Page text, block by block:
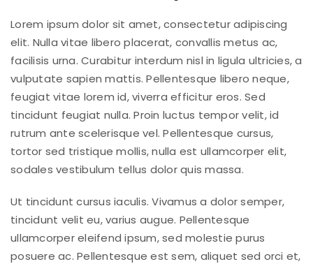
Lorem ipsum dolor sit amet, consectetur adipiscing
elit. Nulla vitae libero placerat, convallis metus ac,
facilisis urna. Curabitur interdum nisl in ligula ultricies, a
vulputate sapien mattis. Pellentesque libero neque,
feugiat vitae lorem id, viverra efficitur eros. Sed
tincidunt feugiat nulla. Proin luctus tempor velit, id
rutrum ante scelerisque vel. Pellentesque cursus,
tortor sed tristique mollis, nulla est ullamcorper elit,
sodales vestibulum tellus dolor quis massa.
Ut tincidunt cursus iaculis. Vivamus a dolor semper,
tincidunt velit eu, varius augue. Pellentesque
ullamcorper eleifend ipsum, sed molestie purus
posuere ac. Pellentesque est sem, aliquet sed orci et,